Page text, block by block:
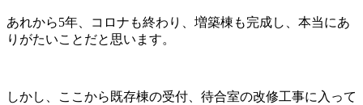
あれから5年、コロナも終わり、増築棟も完成し、本当にあ
りがたいことだと思います。
しかし、ここから既存棟の受付、待合室の改修工事に入って